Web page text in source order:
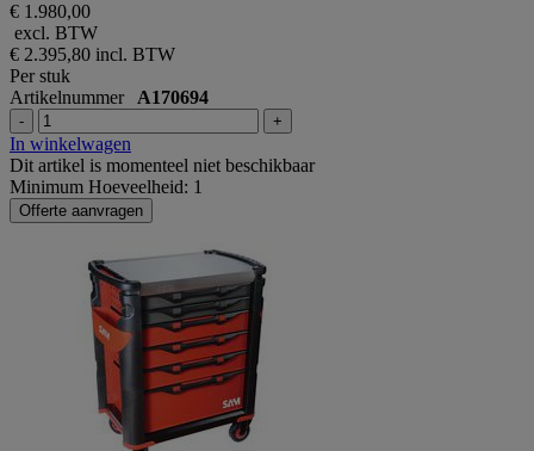
€ 1.980,00
excl. BTW
€ 2.395,80 incl. BTW
Per stuk
Artikelnummer A170694
- +
In winkelwagen
Dit artikel is momenteel niet beschikbaar
Minimum Hoeveelheid: 1
Offerte aanvragen